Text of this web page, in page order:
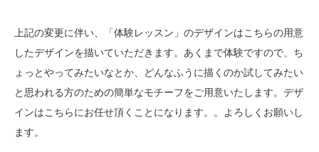
上記の変更に伴い、「体験レッスン」のデザインはこちらの用意
したデザインを描いていただきます。あくまで体験ですので、ち
ょっとやってみたいなとか、どんなふうに描くのか試してみたい
と思われる方のための簡単なモチーフをご用意いたします。デザ
インはこちらにお任せ頂くことになります。。よろしくお願いし
ます。